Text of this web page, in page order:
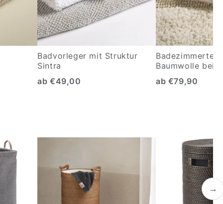
Badvorleger mit Struktur
Sintra
ab €49,00
Baumwolle
ab €79,90
→